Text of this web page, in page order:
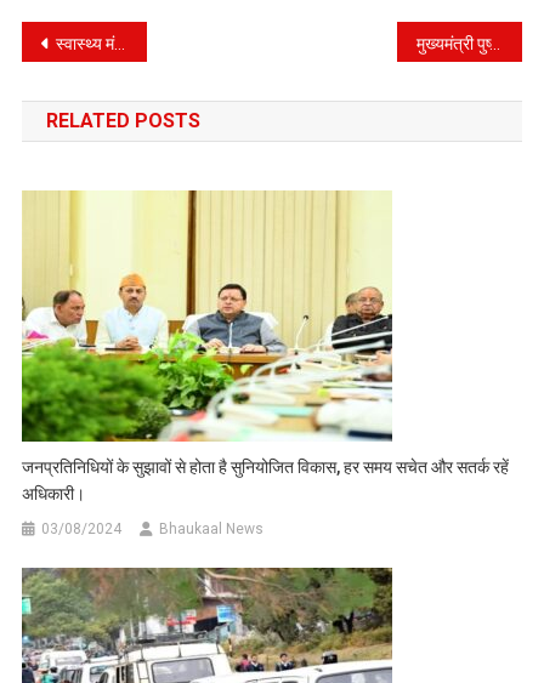
Post
navigation
स्वास्थ्य मंत्री की सीट पर रही कड़ाके की टक्कर, सबसे अधिक मार्जिन के साथ बृज भूषण गैरोला रहे अव्वल मुख्यमंत्री पुष्कर सिंह धामी ने राज्यपाल को सौंपा अपना इस्तीफा
RELATED POSTS
जनप्रतिनिधियों के सुझावों से होता है सुनियोजित विकास, हर समय सचेत और सतर्क रहें
अधिकारी।
03/08/2024 Bhaukaal News